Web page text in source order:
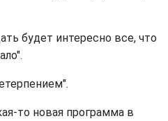
будет интересно все, что
то новая программа в